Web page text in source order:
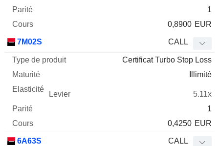
1
0,8900 EUR
7M02S CALL
Certificat Turbo Stop Loss
Illimité
5.11x
1
0,4250 EUR
6A63S CALL